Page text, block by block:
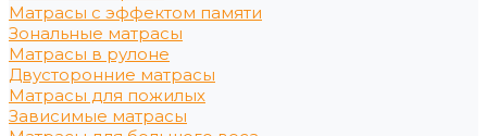
Матрасы с эффектом памяти
Зональные матрасы
Матрасы в рулоне
Двусторонние матрасы
Матрасы для пожилых
Зависимые матрасы